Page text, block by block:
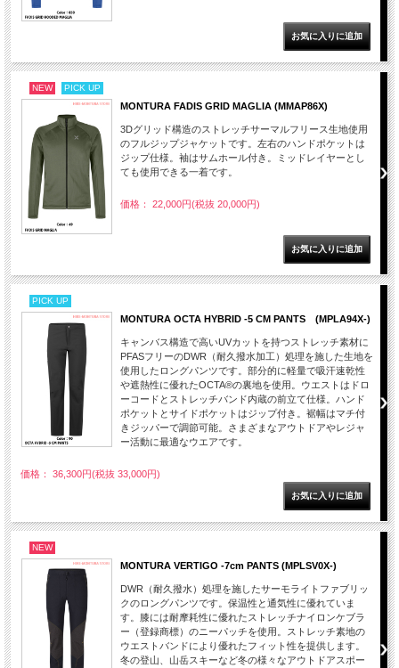
NEW PICK UP
MONTURA FADIS GRID MAGLIA (MMAP86X)
3Dグリッド構造のストレッチサーマルフリース生地使用
のフルジップジャケットです。左右のハンドポケットは
ジップ仕様。袖はサムホール付き。ミッドレイヤーとし
ても使用できる一着です。
価格： 22,000円(税抜 20,000円)
PICK UP
MONTURA OCTA HYBRID -5 CM PANTS (MPLA94X-)
キャンバス構造で高いUVカットを持つストレッチ素材に
PFASフリーのDWR（耐久撥水加工）処理を施した生地を
使用したロングパンツです。部分的に軽量で吸汗速乾性
や遮熱性に優れたOCTA®の裏地を使用。ウエストはドロ
ーコードとストレッチバンド内蔵の前立て仕様。ハンド
ポケットとサイドポケットはジップ付き。裾幅はマチ付
きジッパーで調節可能。さまざまなアウトドアやレジャ
ー活動に最適なウエアです。
価格： 36,300円(税抜 33,000円)
NEW
MONTURA VERTIGO -7cm PANTS (MPLSV0X-)
DWR（耐久撥水）処理を施したサーモライトファブリッ
クのロングパンツです。保温性と通気性に優れていま
す。膝には耐摩耗性に優れたストレッチナイロンケブラ
ー（登録商標）のニーパッチを使用。ストレッチ素地の
ウエストバンドにより優れたフィット性を提供します。
冬の登山、山岳スキーなど冬の様々なアウトドアスポー